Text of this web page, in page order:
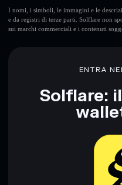
I nomi, i simboli, le immagini e le
e da registri di terze parti. Solflare non
sui marchi commerciali e i contenuti
ENTRA
Solflare: